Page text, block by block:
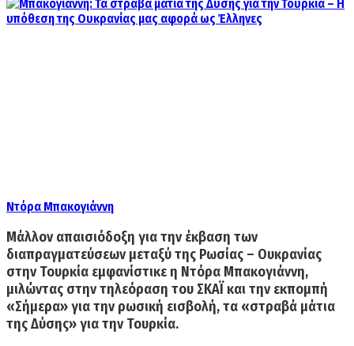
Ντόρα Μπακογιάννη
Μάλλον απαισιόδοξη για την έκβαση των
διαπραγματεύσεων μεταξύ της Ρωσίας – Ουκρανίας
στην Τουρκία εμφανίστικε η Ντόρα Μπακογιάννη,
μιλώντας στην τηλεόραση του ΣΚΑΪ και την εκπομπή
«Σήμερα» για την ρωσική εισβολή, τα «στραβά μάτια
της Δύσης» για την Τουρκία.